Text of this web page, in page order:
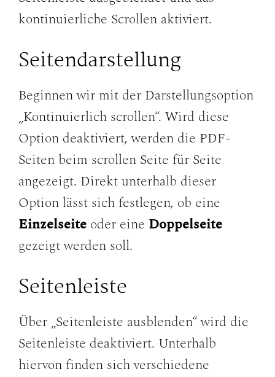
kontinuierliche Scrollen aktiviert.
Seitendarstellung
Beginnen wir mit der Darstellungsoption
„Kontinuierlich scrollen“. Wird diese
Option deaktiviert, werden die PDF-
Seiten beim scrollen Seite für Seite
angezeigt. Direkt unterhalb dieser
Option lässt sich festlegen, ob eine
Einzelseite oder eine Doppelseite
gezeigt werden soll.
Seitenleiste
Über „Seitenleiste ausblenden“ wird die
Seitenleiste deaktiviert. Unterhalb
hiervon finden sich verschiedene